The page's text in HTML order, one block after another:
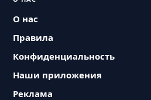
О нас
Правила
Конфиденциальность
Наши приложения
Реклама